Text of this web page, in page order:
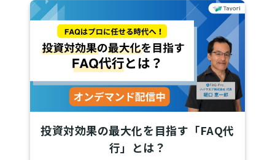
投資対効果の最大化を目指す「FAQ代
行」とは？